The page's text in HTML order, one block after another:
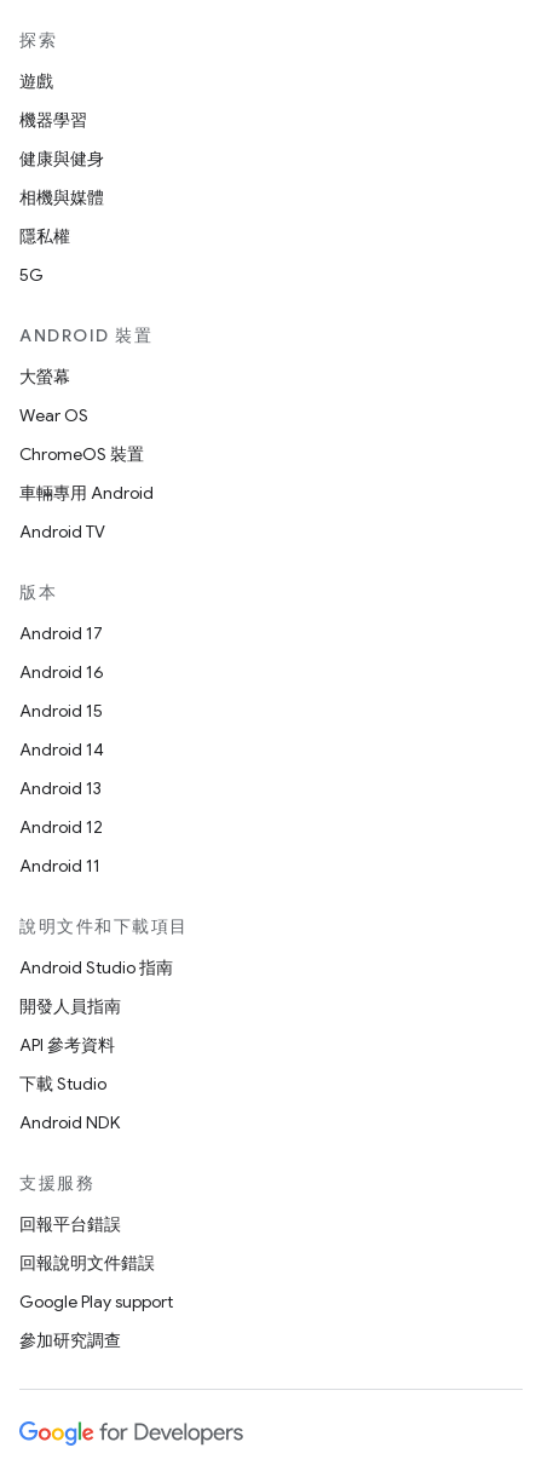
探索
遊戲
機器學習
健康與健身
相機與媒體
隱私權
5G
ANDROID 裝置
大螢幕
Wear OS
ChromeOS 裝置
車輛專用 Android
Android TV
版本
Android 17
Android 16
Android 15
Android 14
Android 13
Android 12
Android 11
說明文件和下載項目
Android Studio 指南
開發人員指南
API 參考資料
下載 Studio
Android NDK
支援服務
回報平台錯誤
回報說明文件錯誤
Google Play support
參加研究調查